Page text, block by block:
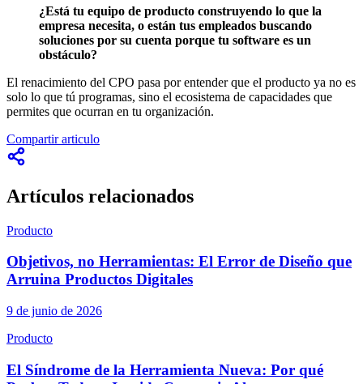
¿Está tu equipo de producto construyendo lo que la
empresa necesita, o están tus empleados buscando
soluciones por su cuenta porque tu software es un
obstáculo?
El renacimiento del CPO pasa por entender que el producto ya no es
solo lo que tú programas, sino el ecosistema de capacidades que
permites que ocurran en tu organización.
Compartir articulo
Artículos relacionados
Producto
Objetivos, no Herramientas: El Error de Diseño que
Arruina Productos Digitales
9 de junio de 2026
Producto
El Síndrome de la Herramienta Nueva: Por qué